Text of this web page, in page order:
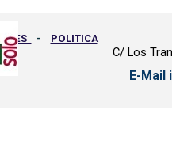
- POLITICA
ENVIO C/ Los
E-